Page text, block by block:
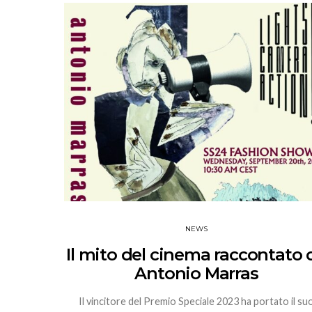
NEWS
Il mito del cinema raccontato
Antonio Marras
Il vincitore del Premio Speciale 2023 ha portato il